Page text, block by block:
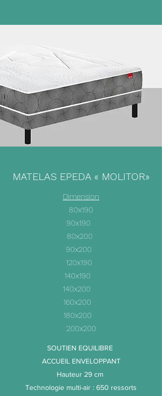
MATELAS EPEDA « MOLITOR»
Dimension
80x190
90x190
80x200
90x200
120x190
140x190
140x200
160x200
180x200
200x200
SOUTIEN EQUILIBRE
ACCUEIL ENVELOPPANT
Hauteur 29 cm
Technologie multi-air : 650 ressorts